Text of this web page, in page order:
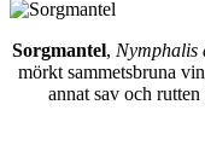
Sorgmantel, Nymphalis
mörkt sammetsbruna
annat sav och